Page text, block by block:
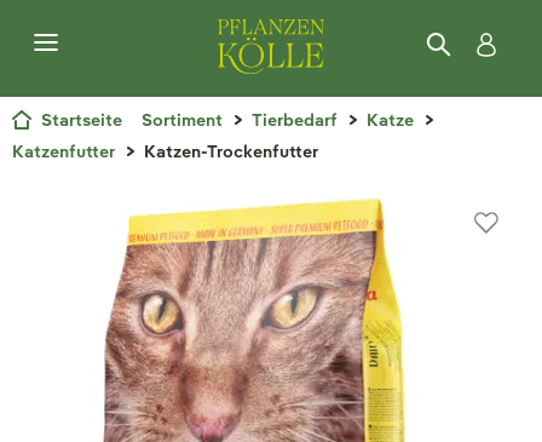
Startseite Sortiment Tierbedarf
Katze
Katzenfutter
Katzen-Trockenfutter